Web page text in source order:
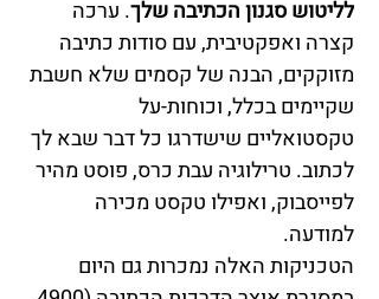
לליטוש סגנון הכתיבה שלך. ערכה
קצרה ואפקטיבית, עם סודות כתיבה
מזוקקים, הבנה של קסמים שלא חשבת
שקיימים בכלל, וכוחות-על
טקסטואליים שישדרגו כל דבר שבא לך
לכתוב. טרילוגיה עבת כרס, פוסט מהיר
לפייסבוק, ואפילו טקסט מכירה
למודעה.
הטכניקות האלה נמכרות גם היום